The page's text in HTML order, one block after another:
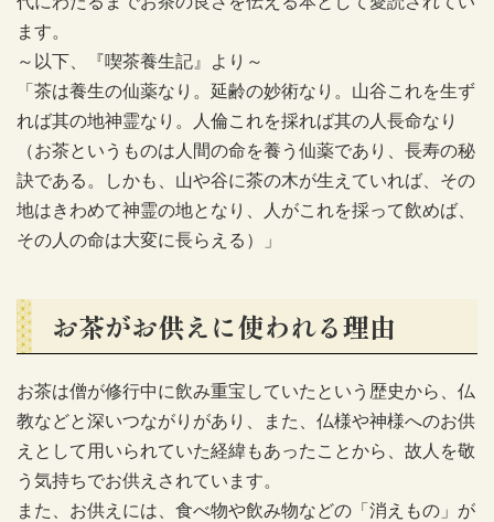
ます。
～以下、『喫茶養生記』より～
「茶は養生の仙薬なり。延齢の妙術なり。山谷これを生ず
れば其の地神霊なり。人倫これを採れば其の人長命なり
（お茶というものは人間の命を養う仙薬であり、長寿の秘
訣である。しかも、山や谷に茶の木が生えていれば、その
地はきわめて神霊の地となり、人がこれを採って飲めば、
その人の命は大変に長らえる）」
お茶がお供えに使われる理由
お茶は僧が修行中に飲み重宝していたという歴史から、仏
教などと深いつながりがあり、また、仏様や神様へのお供
えとして用いられていた経緯もあったことから、故人を敬
う気持ちでお供えされています。
また、お供えには、食べ物や飲み物などの「消えもの」が